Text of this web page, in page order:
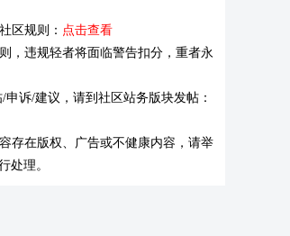
区规则： 点击查看
，违规轻者将面临警告扣分，重者永
申诉/建议，请到社区站务版块发帖：
存在版权、广告或不健康内容，请举
处理。